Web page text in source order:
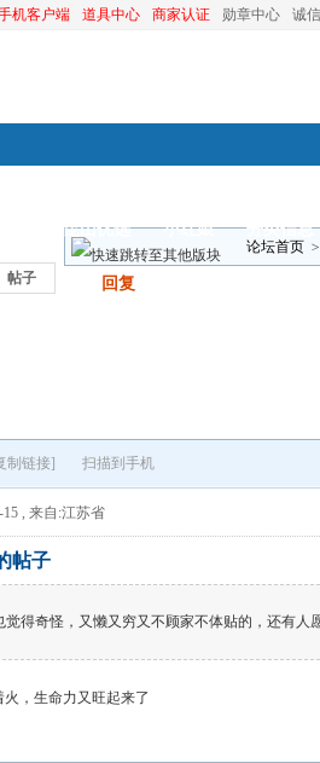
机客户端 道具中心 商家认证 勋章中心 诚
昆山优选 小红娘 分类信息
帖子
论坛首页 >
回复
制链接] 扫描到手机
15 , 来自:江苏省
帖子
觉得奇怪，又懒又穷又不顾家不体贴的，还有人
，生命力又旺起来了